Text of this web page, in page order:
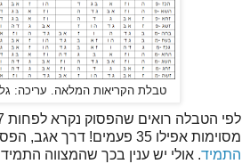
טבלת הקריאות המלאה. עריכה:
מסוימות אפילו 35 פעמים! דרך אגב, הפסוק מדבר על
התמיד. אולי יש ענין בכך שהמצווה